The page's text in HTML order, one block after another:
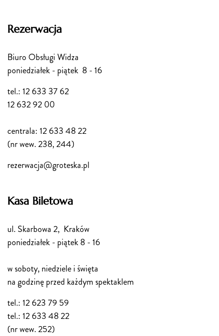
Rezerwacja
Biuro Obsługi Widza
poniedziałek - piątek 8 - 16
tel.: 12 633 37 62
12 632 92 00
centrala: 12 633 48 22
(nr wew. 238, 244)
rezerwacja@groteska.pl
Kasa Biletowa
ul. Skarbowa 2, Kraków
poniedziałek - piątek 8 - 16
w soboty, niedziele i święta
na godzinę przed każdym spektaklem
tel.: 12 623 79 59
tel.: 12 633 48 22
(nr wew. 252)